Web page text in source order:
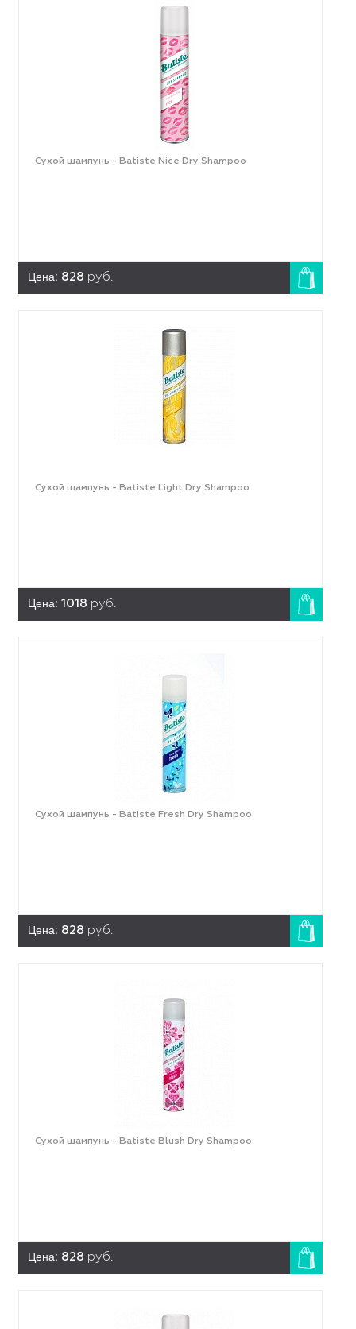
Сухой шампунь - Batiste Nice Dry Shampoo
Цена: 828 руб.
Сухой шампунь - Batiste Light Dry Shampoo
Цена: 1018 руб.
Сухой шампунь - Batiste Fresh Dry Shampoo
Цена: 828 руб.
Сухой шампунь - Batiste Blush Dry Shampoo
Цена: 828 руб.